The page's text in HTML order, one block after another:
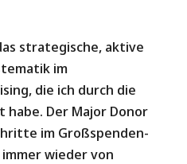
strategische, aktive
im
die ich durch die
Der Major Donor
im Großspenden-
wieder von